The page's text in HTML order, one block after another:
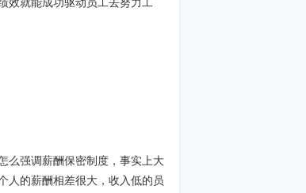
么强调薪酬保密制度，事实上大
人的薪酬相差很大，收入低的员